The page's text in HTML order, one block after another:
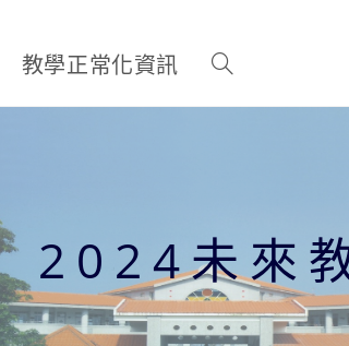
教學正常化資訊
2024未來